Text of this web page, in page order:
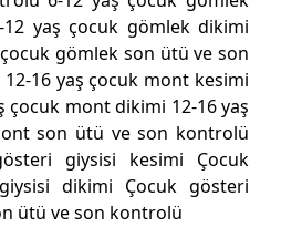
12 yaş çocuk gömlek dikimi
gömlek son ütü ve son
16 yaş çocuk mont kesimi
çocuk mont dikimi 12-16 yaş
son ütü ve son kontrolü
giysisi kesimi Çocuk
dikimi Çocuk gösteri
ütü ve son kontrolü